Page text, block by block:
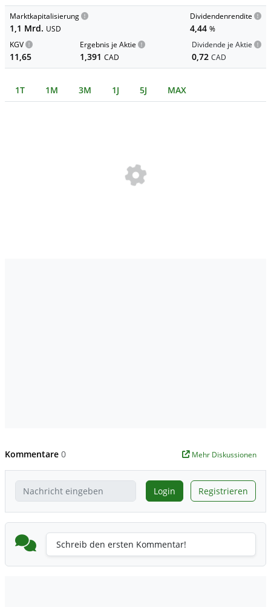
Marktkapitalisierung
1,1 Mrd. USD
Dividendenrendite
4,44 %
KGV
11,65
Ergebnis je Aktie
1,391 CAD
Dividende je Aktie
0,72 CAD
1T 1M 3M 1J 5J MAX
Kommentare 0 Mehr Diskussionen
Login Registrieren
Schreib den ersten Kommentar!